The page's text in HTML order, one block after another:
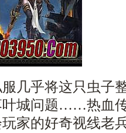
几乎将这只虫子
叶城问题……热血
家的好奇视线老